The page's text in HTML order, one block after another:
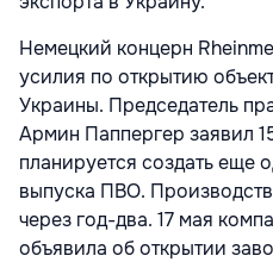
Немецкий концерн
усилия по открытию
Украины. Председатель
Армин Паппергер заявил
планируется создать еще
выпуска ПВО.
через год-два. 17 мая
объявила об открытии